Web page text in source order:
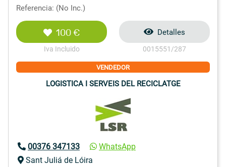
Referencia: (No Inc.)
100 €
Iva Incluido
Detalles
0015551/287
VENDEDOR
LOGISTICA I SERVEIS DEL RECICLATGE
00376 347133
WhatsApp
Sant Juliá de Lóira